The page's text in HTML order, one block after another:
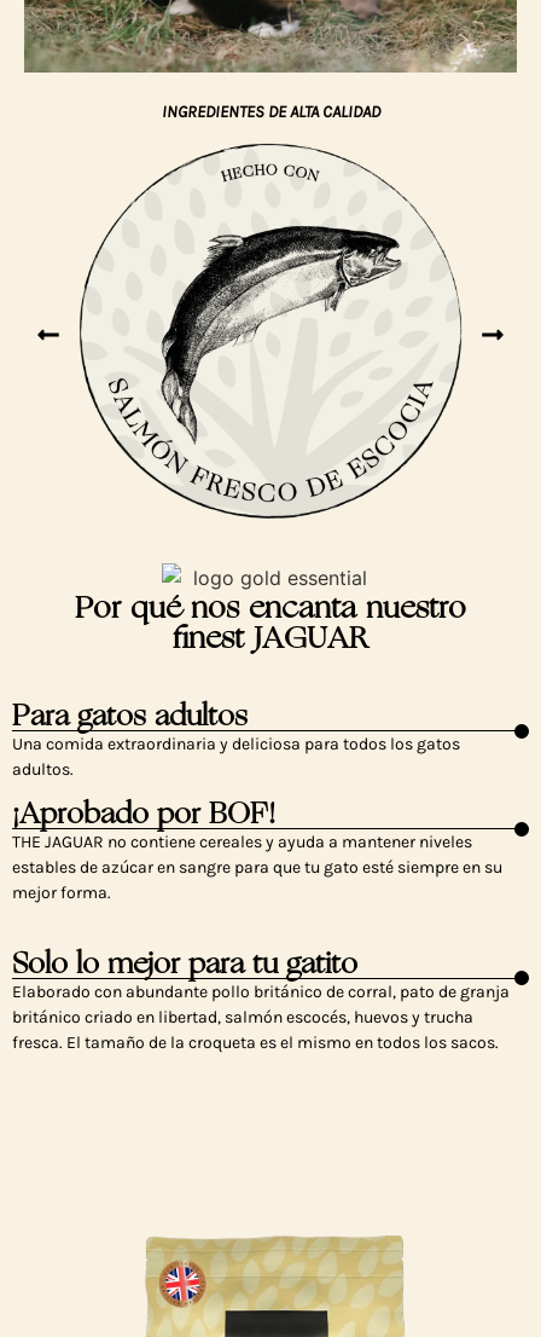
INGREDIENTES DE ALTA CALIDAD
Por qué nos encanta nuestro
finest JAGUAR
Para gatos adultos
Una comida extraordinaria y deliciosa para todos los gatos
adultos.
¡Aprobado por BOF!
THE JAGUAR no contiene cereales y ayuda a mantener niveles
estables de azúcar en sangre para que tu gato esté siempre en su
mejor forma.
Solo lo mejor para tu gatito
Elaborado con abundante pollo británico de corral, pato de granja
británico criado en libertad, salmón escocés, huevos y trucha
fresca. El tamaño de la croqueta es el mismo en todos los sacos.